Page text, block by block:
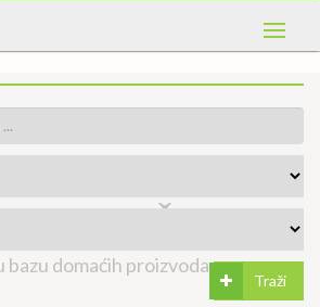
domaćih proizvoda...
Traži